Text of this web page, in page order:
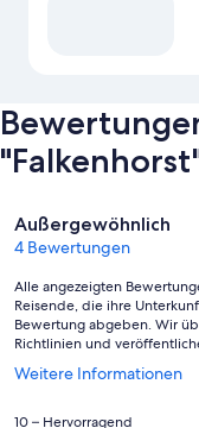
Bewertungen
Außergewöhnlich
4 Bewertungen
Alle angezeigten
Reisende, die ihre
Bewertung abgeben. Wir
Richtlinien und
Weitere Informationen
Wird
einem
10 – Hervorragend